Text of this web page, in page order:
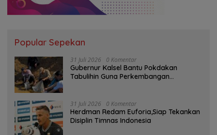
Popular Sepekan
31 Juli 2026 0 Komentar
Gubernur Kalsel Bantu Pokdakan
Tabulihin Guna Perkembangan
31 Juli 2026 0 Komentar
Herdman Redam Euforia,Siap Tekankan
Disiplin Timnas Indonesia